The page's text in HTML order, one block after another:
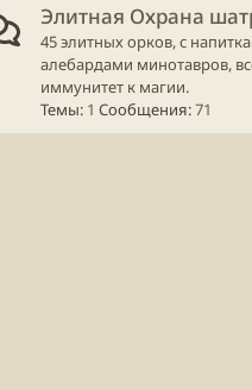
Элитная Охрана
45 элитных орков, с
алебардами минотавров,
иммунитет к магии.
Темы 1 Сообщения 71